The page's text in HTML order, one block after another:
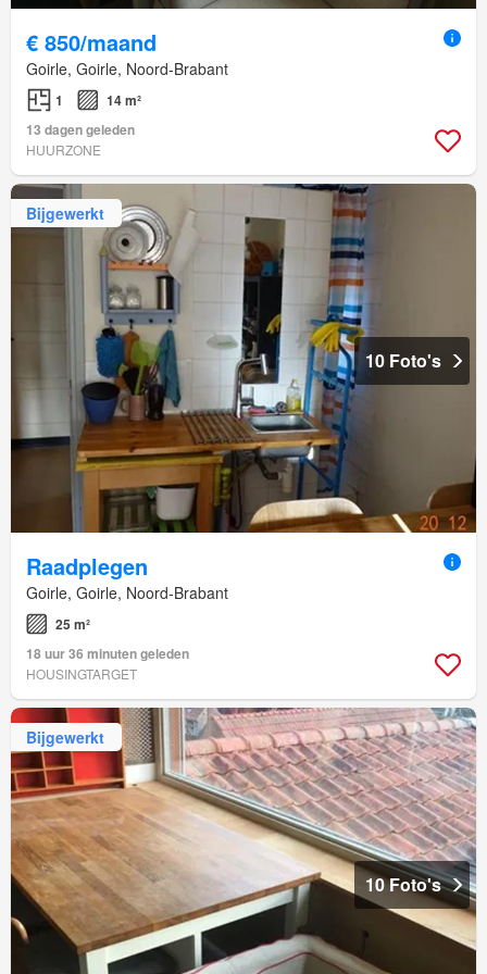
€ 850/maand
Goirle, Goirle, Noord-Brabant
1
14 m²
13 dagen geleden
HUURZONE
Bijgewerkt
10 Foto's
Raadplegen
Goirle, Goirle, Noord-Brabant
25 m²
18 uur 36 minuten geleden
HOUSINGTARGET
Bijgewerkt
10 Foto's